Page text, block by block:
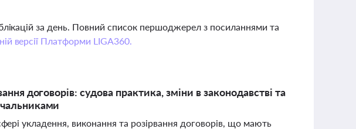
за день. Повний список першоджерел з посиланнями та
версії Платформи LIGA360.
договорів: судова практика, зміни в законодавстві та
укладення, виконання та розірвання договорів, що мають